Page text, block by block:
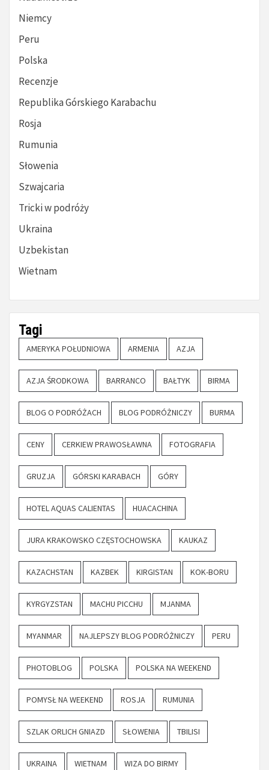
Niemcy
Peru
Polska
Recenzje
Republika Górskiego Karabachu
Rosja
Rumunia
Słowenia
Szwajcaria
Tricki w podróży
Ukraina
Uzbekistan
Wietnam
Tagi
AMERYKA POŁUDNIOWA ARMENIA AZJA
AZJA ŚRODKOWA BARRANCO BAŁTYK BIRMA
BLOG O PODRÓŻACH BLOG PODRÓŻNICZY BURMA
CENY CERKIEW PRAWOSŁAWNA FOTOGRAFIA
GRUZJA GÓRSKI KARABACH GÓRY
HOTEL AQUAS CALIENTAS HUACACHINA
JURA KRAKOWSKO CZĘSTOCHOWSKA KAUKAZ
KAZACHSTAN KAZBEK KIRGISTAN KOK-BORU
KYRGYZSTAN MACHU PICCHU MJANMA
MYANMAR NAJLEPSZY BLOG PODRÓŻNICZY PERU
PHOTOBLOG POLSKA POLSKA NA WEEKEND
POMYSŁ NA WEEKEND ROSJA RUMUNIA
SZLAK ORLICH GNIAZD SŁOWENIA TBILISI
UKRAINA WIETNAM WIZA DO BIRMY